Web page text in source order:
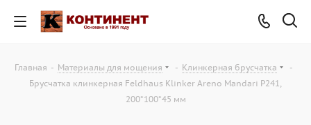
Главная - Материалы для мощения - Клинкерная брусчатка
-
Брусчатка клинкерная Feldhaus Klinker Areno Mandari Р241,
200*100*45 мм